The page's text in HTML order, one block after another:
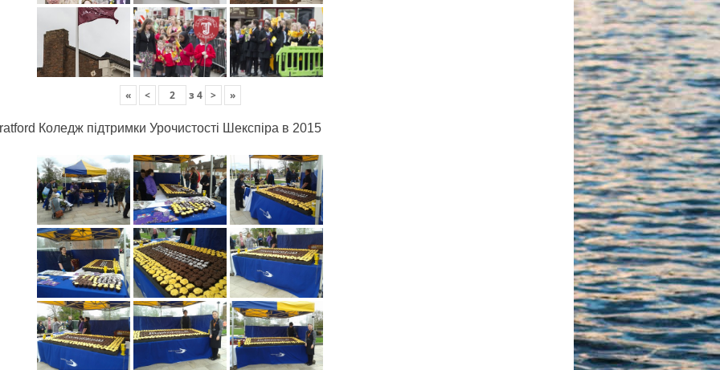
« < з 4 > »
Коледж підтримки Урочистості Шекспіра в 2015